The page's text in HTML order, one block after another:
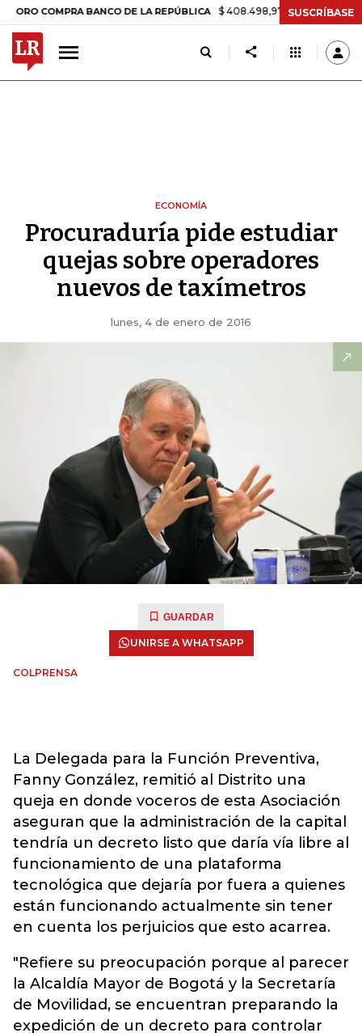
COMPRA BANCO DE LA REPÚBLICA $ 408.498,97 +$ 8.753,81 +2,19%
SUSCRÍBASE
ECONOMÍA
Procuraduría pide estudiar
quejas sobre operadores
nuevos de taxímetros
lunes, 4 de enero de 2016
GUARDAR
UNIRSE A WHATSAPP
COLPRENSA
La Delegada para la Función Preventiva,
Fanny González, remitió al Distrito una
queja en donde voceros de esta Asociación
aseguran que la administración de la capital
tendría un decreto listo que daría vía libre al
funcionamiento de una plataforma
tecnológica que dejaría por fuera a quienes
están funcionando actualmente sin tener
en cuenta los perjuicios que esto acarrea.
"Refiere su preocupación porque al parecer
la Alcaldía Mayor de Bogotá y la Secretaría
de Movilidad, se encuentran preparando la
expedición de un decreto para controlar